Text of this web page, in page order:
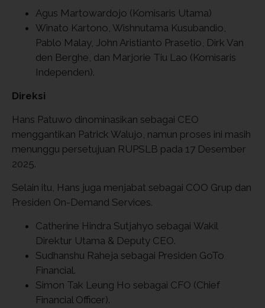
Agus Martowardojo (Komisaris Utama)
Winato Kartono, Wishnutama Kusubandio,
Pablo Malay, John Aristianto Prasetio, Dirk Van
den Berghe, dan Marjorie Tiu Lao (Komisaris
Independen).
Direksi
Hans Patuwo dinominasikan sebagai CEO
menggantikan Patrick Walujo, namun proses ini masih
menunggu persetujuan RUPSLB pada 17 Desember
2025.
Selain itu, Hans juga menjabat sebagai COO Grup dan
Presiden On-Demand Services.
Catherine Hindra Sutjahyo sebagai Wakil
Direktur Utama & Deputy CEO.
Sudhanshu Raheja sebagai Presiden GoTo
Financial.
Simon Tak Leung Ho sebagai CFO (Chief
Financial Officer).